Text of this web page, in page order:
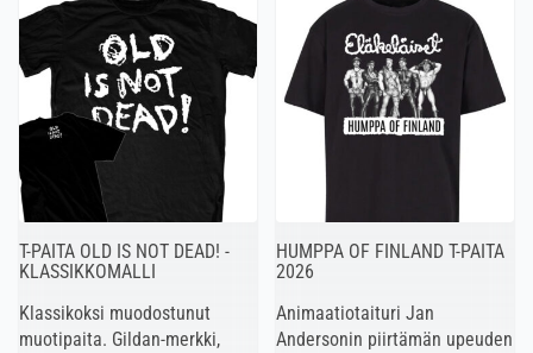
T-PAITA OLD IS NOT DEAD! -
KLASSIKKOMALLI
Klassikoksi muodostunut
muotipaita. Gildan-merkki,
HUMPPA OF FINLAND T-PAITA
2026
Animaatiotaituri Jan
Andersonin piirtämän upeuden